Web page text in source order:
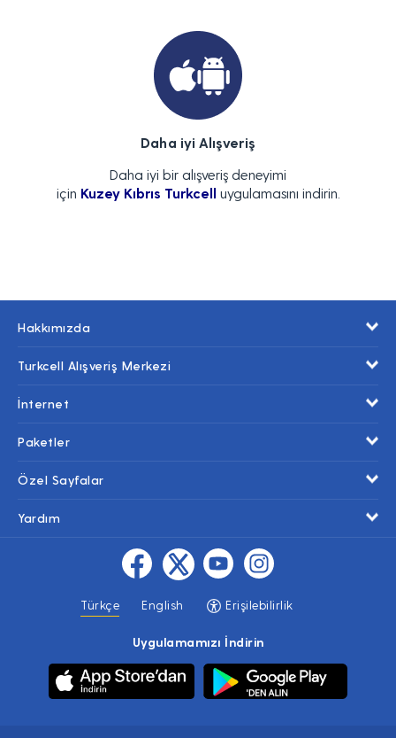
Daha iyi Alışveriş
Daha iyi bir alışveriş deneyimi
için Kuzey Kıbrıs Turkcell uygulamasını indirin.
Hakkımızda
Turkcell Alışveriş Merkezi
İnternet
Paketler
Özel Sayfalar
Yardım
Türkçe English Erişilebilirlik
Uygulamamızı İndirin